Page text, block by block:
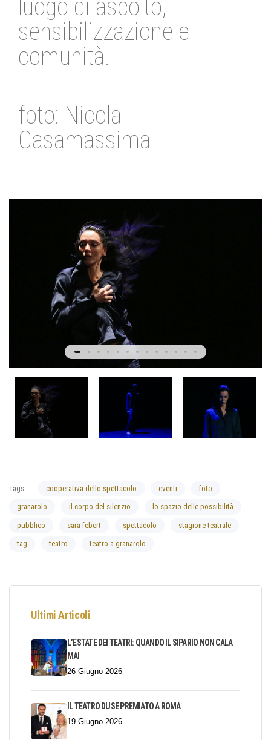
luogo di ascolto,
sensibilizzazione e
comunità.
foto: Nicola
Casamassima
Tags: cooperativa dello spettacolo eventi foto
granarolo il corpo del silenzio lo spazio delle possibilità
pubblico sara febert spettacolo stagione teatrale
tag teatro teatro a granarolo
Ultimi Articoli
L’ESTATE DEI TEATRI: QUANDO IL SIPARIO NON CALA
MAI
26 Giugno 2026
IL TEATRO DUSE PREMIATO A ROMA
19 Giugno 2026